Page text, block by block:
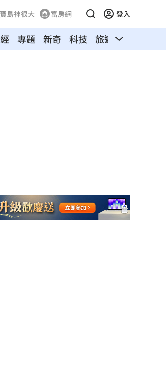
寶島神很大 富房網 登入
專題 新奇 科技 旅遊 汽車